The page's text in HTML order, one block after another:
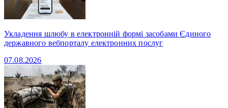
Укладення шлюбу в електронній формі засобами Єдиного
державного вебпорталу електронних послуг
07.08.2026